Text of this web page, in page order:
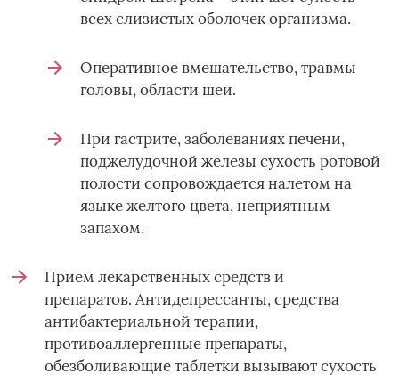
всех слизистых оболочек организма.
Оперативное вмешательство, травмы
головы, области шеи.
При гастрите, заболеваниях печени,
поджелудочной железы сухость ротовой
полости сопровождается налетом на
языке желтого цвета, неприятным
запахом.
Прием лекарственных средств и
препаратов. Антидепрессанты, средства
антибактериальной терапии,
противоаллергенные препараты,
обезболивающие таблетки вызывают сухость